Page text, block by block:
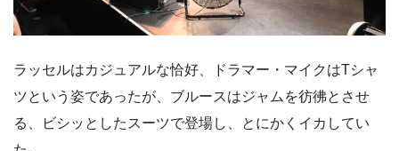
ラッセルはカジュアルな恰好、ドラマー・マイクはTシャ
ツという姿であったが、ブルースはジャムを彷彿とさせ
る、ビシッとしたスーツで登場し、とにかくイカしてい